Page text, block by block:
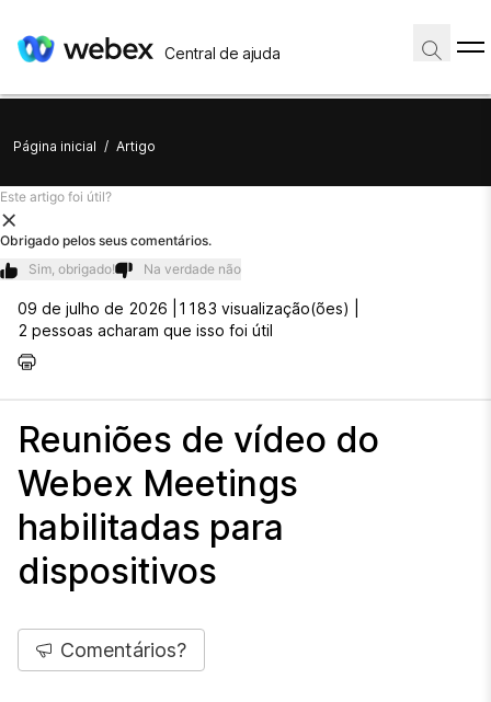
Central de ajuda
Página inicial / Artigo
Este artigo foi útil?
Obrigado pelos seus comentários.
Sim, obrigado!
Na verdade não
09 de julho de 2026 |
1183 visualização(ões) |
2 pessoas acharam que isso foi útil
Reuniões de vídeo do
Webex Meetings
habilitadas para
dispositivos
Comentários?